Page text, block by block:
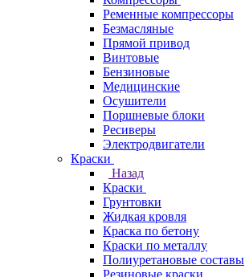
Ременные компрессоры
Безмасляные
Прямой привод
Винтовые
Бензиновые
Медицинские
Осушители
Поршневые блоки
Ресиверы
Электродвигатели
Краски
Назад
Краски
Грунтовки
Жидкая кровля
Краска по бетону
Краски по металлу
Полиуретановые составы
Резиновые краски